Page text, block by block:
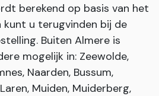
berekend op basis van het
u terugvinden bij de
Buiten Almere is
mogelijk in: Zeewolde,
Naarden, Bussum,
Muiden, Muiderberg,